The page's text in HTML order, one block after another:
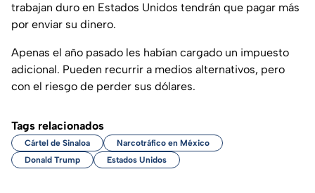
trabajan duro en Estados Unidos tendrán que pagar más
por enviar su dinero.
Apenas el año pasado les habían cargado un impuesto
adicional. Pueden recurrir a medios alternativos, pero
con el riesgo de perder sus dólares.
Tags relacionados
Cártel de Sinaloa
Narcotráfico en México
Donald Trump
Estados Unidos